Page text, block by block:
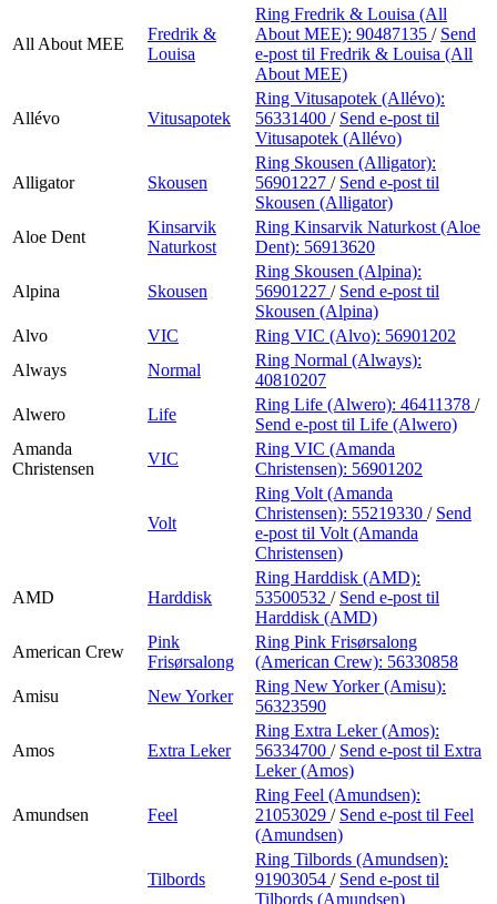
All About MEE
Fredrik &
Louisa
Ring Fredrik & Louisa (All
About MEE): 90487135 / Send
e-post til Fredrik & Louisa (All
About MEE)
Allévo Vitusapotek
Ring Vitusapotek (Allévo):
56331400 / Send e-post til
Vitusapotek (Allévo)
Alligator Skousen
Ring Skousen (Alligator):
56901227 / Send e-post til
Skousen (Alligator)
Aloe Dent
Kinsarvik
Naturkost
Ring Kinsarvik Naturkost (Aloe
Dent): 56913620
Alpina Skousen
Ring Skousen (Alpina):
56901227 / Send e-post til
Skousen (Alpina)
Alvo
VIC Ring VIC (Alvo): 56901202
Always
Normal
Ring Normal (Always):
40810207
Alwero
Life
Ring Life (Alwero): 46411378 /
Send e-post til Life (Alwero)
Amanda
Christensen
VIC
Ring VIC (Amanda
Christensen): 56901202
Volt
Ring Volt (Amanda
Christensen): 55219330 / Send
e-post til Volt (Amanda
Christensen)
AMD Harddisk
Ring Harddisk (AMD):
53500532 / Send e-post til
Harddisk (AMD)
American Crew
Pink
Frisørsalong
Ring Pink Frisørsalong
(American Crew): 56330858
Amisu
New Yorker
Ring New Yorker (Amisu):
56323590
Amos Extra Leker
Ring Extra Leker (Amos):
56334700 / Send e-post til Extra
Leker (Amos)
Amundsen Feel
Ring Feel (Amundsen):
21053029 / Send e-post til Feel
(Amundsen)
Tilbords
Ring Tilbords (Amundsen):
91903054 / Send e-post til
Tilbords (Amundsen)